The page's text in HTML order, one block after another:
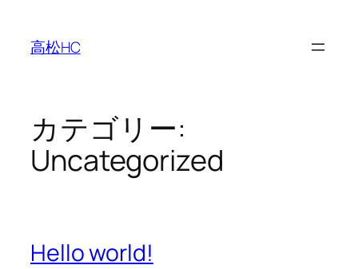
高松HC
カテゴリー:
Uncategorized
Hello world!